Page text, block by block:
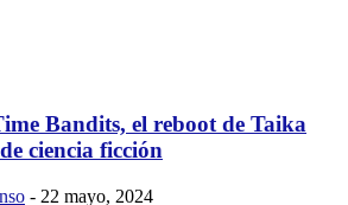
Bandits, el reboot de Taika
ciencia ficción
- 22 mayo, 2024